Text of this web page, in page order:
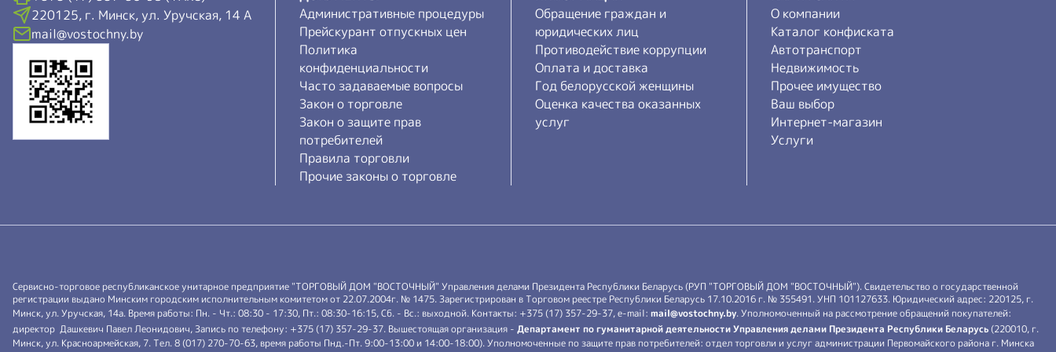
220125, г. Минск, ул. Уручская, 14 А
mail@vostochny.by
Административные процедуры
Прейскурант отпускных цен
Политика
конфиденциальности
Часто задаваемые вопросы
Закон о торговле
Закон о защите прав
потребителей
Правила торговли
Прочие законы о торговле
Обращение граждан и
юридических лиц
Противодействие коррупции
Оплата и доставка
Год белорусской женщины
Оценка качества оказанных
услуг
О компании
Каталог конфиската
Автотранспорт
Недвижимость
Прочее имущество
Ваш выбор
Интернет-магазин
Услуги
Сервисно-торговое республиканское унитарное предприятие "ТОРГОВЫЙ ДОМ "ВОСТОЧНЫЙ" Управления делами Президента Республики Беларусь (РУП "ТОРГОВЫЙ ДОМ "ВОСТОЧНЫЙ"). Свидетельство о государственной
регистрации выдано Минским городским исполнительным комитетом от 22.07.2004г. № 1475. Зарегистрирован в Торговом реестре Республики Беларусь 17.10.2016 г. № 355491. УНП 101127633. Юридический адрес: 220125, г.
Минск, ул. Уручская, 14а. Время работы: Пн. - Чт.: 08:30 - 17:30, Пт.: 08:30-16:15, Сб. - Вс.: выходной. Контакты: +375 (17) 357-29-37, e-mail: mail@vostochny.by. Уполномоченный на рассмотрение обращений покупателей:
директор Дашкевич Павел Леонидович, Запись по телефону: +375 (17) 357-29-37. Вышестоящая организация - Департамент по гуманитарной деятельности Управления делами Президента Республики Беларусь (220010, г.
Минск, ул. Красноармейская, 7. Тел. 8 (017) 270-70-63, время работы Пнд.-Пт. 9:00-13:00 и 14:00-18:00). Уполномоченные по защите прав потребителей: отдел торговли и услуг администрации Первомайского района г. Минска